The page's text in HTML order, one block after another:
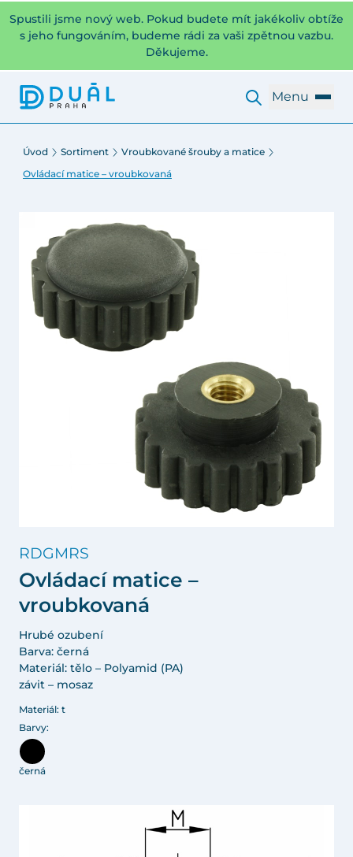
Spustili jsme nový web. Pokud budete mít jakékoliv obtíže
s jeho fungováním, budeme rádi za vaši zpětnou vazbu.
Děkujeme.
Menu
Úvod Sortiment
Vroubkované šrouby a matice
Ovládací matice – vroubkovaná
RDGMRS
Ovládací matice –
vroubkovaná
Hrubé ozubení
Barva: černá
Materiál: tělo – Polyamid (PA)
závit – mosaz
Materiál: t
Barvy:
černá